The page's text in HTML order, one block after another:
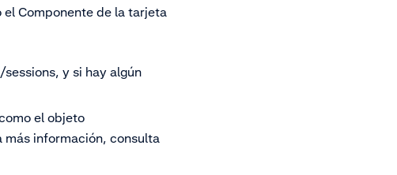
Componente de la tarjeta
y si hay algún
el objeto
más información, consulta